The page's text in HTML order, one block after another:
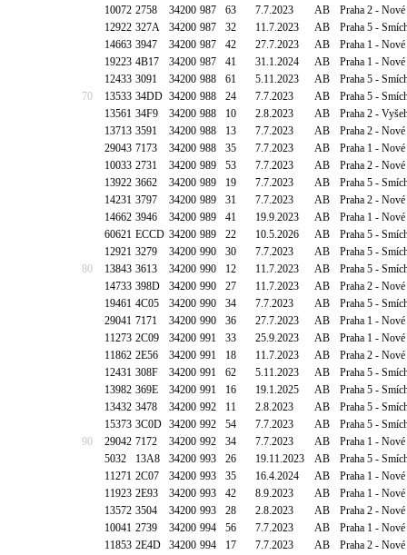
10072 2758 34200 987 63 7.7.2023 AB
Praha 2 -
12922 327A 34200 987 32 11.7.2023 AB
Praha 5 -
14663 3947 34200 987 42 27.7.2023 AB
Praha 1 -
19223 4B17 34200 987 41 31.1.2024 AB
Praha 1 -
12433 3091 34200 988 61 5.11.2023 AB
Praha 5 -
70
13533 34DD 34200 988 24 7.7.2023 AB
Praha 5 -
13561 34F9 34200 988 10 2.8.2023 AB
Praha 2 -
13713 3591 34200 988 13 7.7.2023 AB
Praha 2 -
29043 7173 34200 988 35 7.7.2023 AB
Praha 1 -
10033 2731 34200 989 53 7.7.2023 AB
Praha 2 -
13922 3662 34200 989 19 7.7.2023 AB
Praha 5 -
14231 3797 34200 989 31 7.7.2023 AB
Praha 2 -
14662 3946 34200 989 41 19.9.2023 AB
Praha 1 -
60621 ECCD 34200 989 22 10.5.2026 AB
Praha 5 -
12921 3279 34200 990 30 7.7.2023 AB
Praha 5 -
80
13843 3613 34200 990 12 11.7.2023 AB
Praha 5 -
14733 398D 34200 990 27 11.7.2023 AB
Praha 2 -
19461 4C05 34200 990 34 7.7.2023 AB
Praha 5 -
29041 7171 34200 990 36 27.7.2023 AB
Praha 1 -
11273 2C09 34200 991 33 25.9.2023 AB
Praha 1 -
11862 2E56 34200 991 18 11.7.2023 AB
Praha 2 -
12431 308F 34200 991 62 5.11.2023 AB
Praha 5 -
13982 369E 34200 991 16 19.1.2025 AB
Praha 5 -
13432 3478 34200 992 11 2.8.2023 AB
Praha 5 -
15373 3C0D 34200 992 54 7.7.2023 AB
Praha 5 -
90
29042 7172 34200 992 34 7.7.2023 AB
Praha 1 -
5032
13A8 34200 993 26 19.11.2023 AB
Praha 5 -
11271 2C07 34200 993 35 16.4.2024 AB
Praha 1 -
11923 2E93 34200 993 42 8.9.2023 AB
Praha 1 -
13572 3504 34200 993 28 2.8.2023 AB
Praha 2 -
10041 2739 34200 994 56 7.7.2023 AB
Praha 1 -
11853 2E4D 34200 994 17 7.7.2023 AB
Praha 2 -